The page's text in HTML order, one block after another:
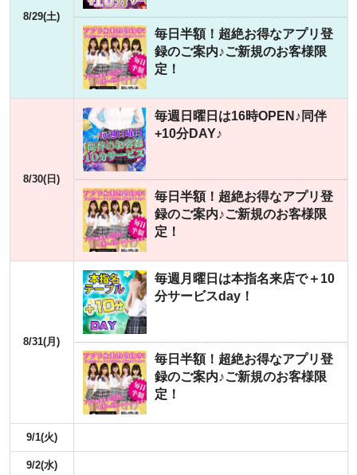
8/29(土)
毎日半額！超絶お得なアプリ登
録のご案内♪ご新規のお客様限
定！
8/30(日)
毎週日曜日は16時OPEN♪同伴
+10分DAY♪
毎日半額！超絶お得なアプリ登
録のご案内♪ご新規のお客様限
定！
8/31(月)
毎週月曜日は本指名来店で＋10
分サービスday！
毎日半額！超絶お得なアプリ登
録のご案内♪ご新規のお客様限
定！
9/1(火)
9/2(水)